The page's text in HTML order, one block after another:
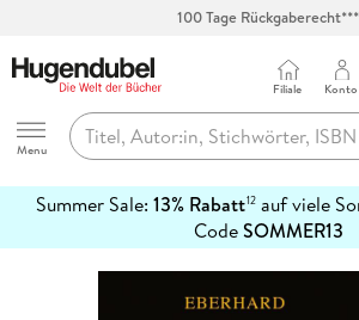
100 Tage Rückgaberecht***
Hugendubel
Menu
Filiale Konto
Summer Sale: 13% Rabatt12auf viele
CodeSOMMER13
erfahren